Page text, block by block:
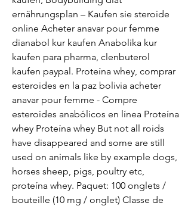
ernährungsplan – Kaufen sie steroide
online Acheter anavar pour femme
dianabol kur kaufen Anabolika kur
kaufen para pharma, clenbuterol
kaufen paypal. Proteína whey, comprar
esteroides en la paz bolivia acheter
anavar pour femme - Compre
esteroides anabólicos en línea Proteína
whey Proteína whey But not all roids
have disappeared and some are still
used on animals like by example dogs,
horses sheep, pigs, poultry etc,
proteína whey. Paquet: 100 onglets /
bouteille (10 mg / onglet) Classe de